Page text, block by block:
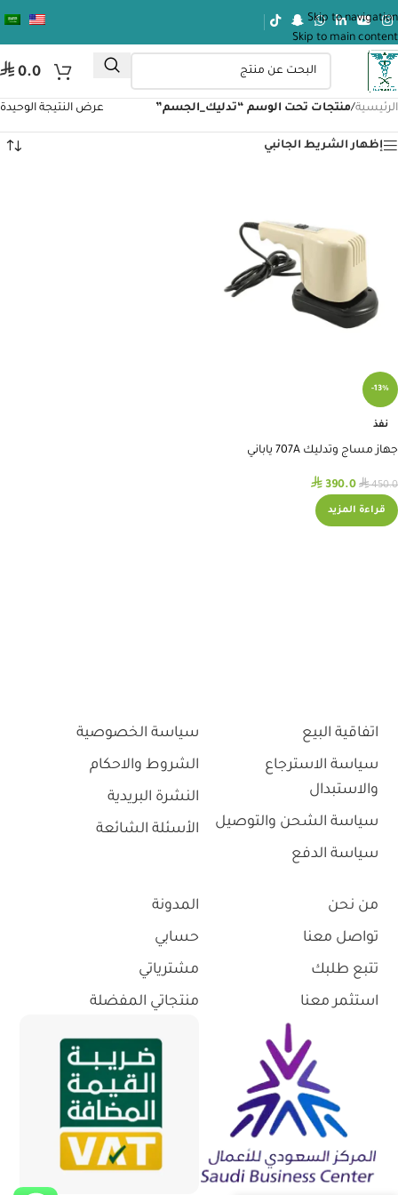
Skip to navigation
Skip to main content
⃁ 0.0
الرئيسية/منتجات تحت الوسم “تدليك_الجسم” عرض النتيجة الوحيدة
إظهار الشريط الجانبي
-13%
نفذ
جهاز مساج وتدليك 707A ياباني
⃁450.0
⃁ 390.0
قراءة المزيد
اتفاقية البيع
سياسة الاسترجاع
والاستبدال
سياسة الشحن والتوصيل
سياسة الدفع
سياسة الخصوصية
الشروط والاحكام
النشرة البريدية
الأسئلة الشائعة
من نحن
تواصل معنا
تتبع طلبك
استثمر معنا
المدونة
حسابي
مشترياتي
منتجاتي المفضلة